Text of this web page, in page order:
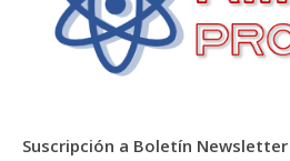
Suscripción a Boletín Newsletter